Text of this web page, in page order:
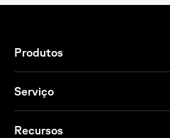
Produtos
Serviço
Recursos